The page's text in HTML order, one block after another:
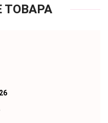
ТОВАРА